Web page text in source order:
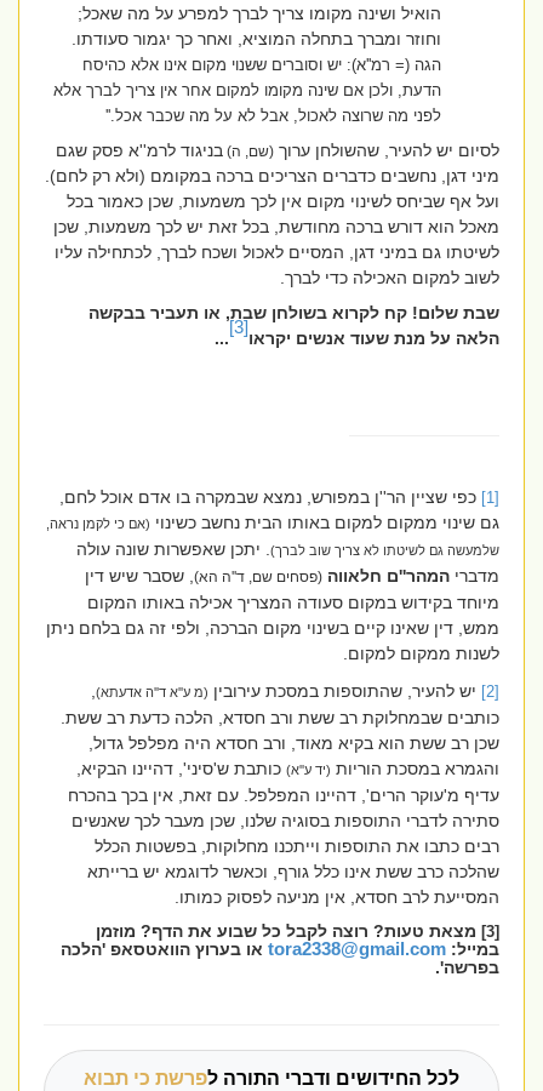
הואיל ושינה מקומו צריך לברך למפרע על מה שאכל;
וחוזר ומברך בתחלה המוציא, ואחר כך יגמור סעודתו.
הגה (= רמ''א): יש וסוברים ששנוי מקום אינו אלא כהיסח
הדעת, ולכן אם שינה מקומו למקום אחר אין צריך לברך אלא
לפני מה שרוצה לאכול, אבל לא על מה שכבר אכל.''
לסיום יש להעיר, שהשולחן ערוך(שם, ה) בניגוד לרמ''א פסק שגם
מיני דגן, נחשבים כדברים הצריכים ברכה במקומם (ולא רק לחם).
ועל אף שביחס לשינוי מקום אין לכך משמעות, שכן כאמור בכל
מאכל הוא דורש ברכה מחודשת, בכל זאת יש לכך משמעות, שכן
לשיטתו גם במיני דגן, המסיים לאכול ושכח לברך, לכתחילה עליו
לשוב למקום האכילה כדי לברך.
שבת שלום! קח לקרוא בשולחן שבת, או תעביר בבקשה
הלאה על מנת שעוד אנשים יקראו
...
כפי שציין הר''ן במפורש, נמצא שבמקרה בו אדם אוכל לחם,
גם שינוי ממקום למקום באותו הבית נחשב כשינוי(אם כי לקמן נראה,
שלמעשה גם לשיטתו לא צריך שוב לברך). יתכן שאפשרות שונה עולה
מדבריהמהר''ם חלאווה (פסחים שם, ד''ה הא), שסבר שיש דין
מיוחד בקידוש במקום סעודה המצריך אכילה באותו המקום
ממש, דין שאינו קיים בשינוי מקום הברכה, ולפי זה גם בלחם ניתן
לשנות ממקום למקום.
יש להעיר, שהתוספות במסכת עירובין(מ ע''א ד''ה אדעתא),
כותבים שבמחלוקת רב ששת ורב חסדא, הלכה כדעת רב ששת.
שכן רב ששת הוא בקיא מאוד, ורב חסדא היה מפלפל גדול,
והגמרא במסכת הוריות(יד ע''א)כותבת ש'סיני', דהיינו הבקיא,
עדיף מ'עוקר הרים', דהיינו המפלפל. עם זאת, אין בכך בהכרח
סתירה לדברי התוספות בסוגיה שלנו, שכן מעבר לכך שאנשים
רבים כתבו את התוספות וייתכנו מחלוקות, בפשטות הכלל
שהלכה כרב ששת אינו כלל גורף, וכאשר לדוגמא יש ברייתא
המסייעת לרב חסדא, אין מניעה לפסוק כמותו.
מצאת טעות? רוצה לקבל כל שבוע את הדף? מוזמן
במייל:tora2338@gmail.com או בערוץ הוואטסאפ 'הלכה
בפרשה'.
לכל החידושים ודברי התורה לפרשת כי תבוא